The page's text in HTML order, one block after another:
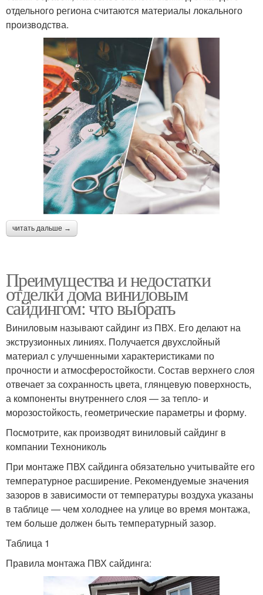
отдельного региона считаются материалы локального
производства.
читать дальше →
Преимущества и недостатки
отделки дома виниловым
сайдингом: что выбрать
Виниловым называют сайдинг из ПВХ. Его делают на
экструзионных линиях. Получается двухслойный
материал с улучшенными характеристиками по
прочности и атмосферостойкости. Состав верхнего слоя
отвечает за сохранность цвета, глянцевую поверхность,
а компоненты внутреннего слоя — за тепло- и
морозостойкость, геометрические параметры и форму.
Посмотрите, как производят виниловый сайдинг в
компании Технониколь
При монтаже ПВХ сайдинга обязательно учитывайте его
температурное расширение. Рекомендуемые значения
зазоров в зависимости от температуры воздуха указаны
в таблице — чем холоднее на улице во время монтажа,
тем больше должен быть температурный зазор.
Таблица 1
Правила монтажа ПВХ сайдинга: